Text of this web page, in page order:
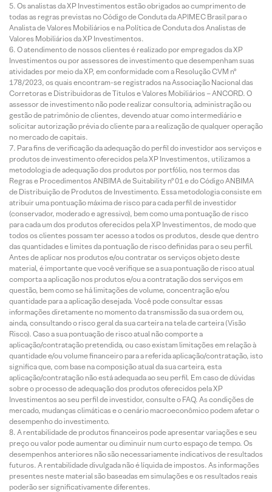
Os analistas da XP Investimentos estão obrigados ao cumprimento de
todas as regras previstas no Código de Conduta da APIMEC Brasil para o
Analista de Valores Mobiliários e na Política de Conduta dos Analistas de
Valores Mobiliários da XP Investimentos.
O atendimento de nossos clientes é realizado por empregados da XP
Investimentos ou por assessores de investimento que desempenham suas
atividades por meio da XP, em conformidade com a Resolução CVM nº
178/2023, os quais encontram-se registrados na Associação Nacional das
Corretoras e Distribuidoras de Títulos e Valores Mobiliários – ANCORD. O
assessor de investimento não pode realizar consultoria, administração ou
gestão de patrimônio de clientes, devendo atuar como intermediário e
solicitar autorização prévia do cliente para a realização de qualquer operação
no mercado de capitais.
Para fins de verificação da adequação do perfil do investidor aos serviços e
produtos de investimento oferecidos pela XP Investimentos, utilizamos a
metodologia de adequação dos produtos por portfólio, nos termos das
Regras e Procedimentos ANBIMA de Suitability nº 01 e do Código ANBIMA
de Distribuição de Produtos de Investimento. Essa metodologia consiste em
atribuir uma pontuação máxima de risco para cada perfil de investidor
(conservador, moderado e agressivo), bem como uma pontuação de risco
para cada um dos produtos oferecidos pela XP Investimentos, de modo que
todos os clientes possam ter acesso a todos os produtos, desde que dentro
das quantidades e limites da pontuação de risco definidas para o seu perfil.
Antes de aplicar nos produtos e/ou contratar os serviços objeto deste
material, é importante que você verifique se a sua pontuação de risco atual
comporta a aplicação nos produtos e/ou a contratação dos serviços em
questão, bem como se há limitações de volume, concentração e/ou
quantidade para a aplicação desejada. Você pode consultar essas
informações diretamente no momento da transmissão da sua ordem ou,
ainda, consultando o risco geral da sua carteira na tela de carteira (Visão
Risco). Caso a sua pontuação de risco atual não comporte a
aplicação/contratação pretendida, ou caso existam limitações em relação à
quantidade e/ou volume financeiro para a referida aplicação/contratação, isto
significa que, com base na composição atual da sua carteira, esta
aplicação/contratação não está adequada ao seu perfil. Em caso de dúvidas
sobre o processo de adequação dos produtos oferecidos pela XP
Investimentos ao seu perfil de investidor, consulte o FAQ. As condições de
mercado, mudanças climáticas e o cenário macroeconômico podem afetar o
desempenho do investimento.
A rentabilidade de produtos financeiros pode apresentar variações e seu
preço ou valor pode aumentar ou diminuir num curto espaço de tempo. Os
desempenhos anteriores não são necessariamente indicativos de resultados
futuros. A rentabilidade divulgada não é líquida de impostos. As informações
presentes neste material são baseadas em simulações e os resultados reais
poderão ser significativamente diferentes.